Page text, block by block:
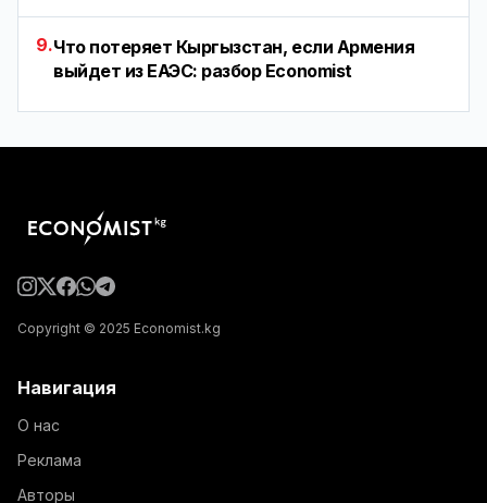
9.Что потеряет Кыргызстан, если Армения
выйдет из ЕАЭС: разбор Economist
Copyright © 2025 Economist.kg
Навигация
О нас
Реклама
Авторы